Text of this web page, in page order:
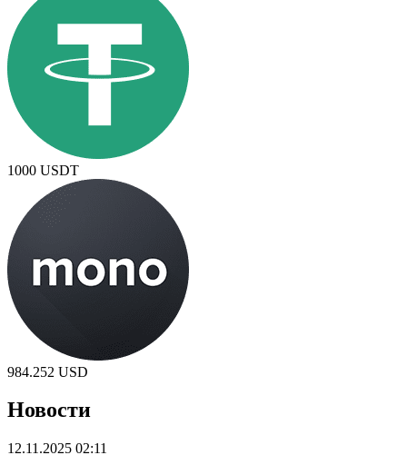
1000 USDT
984.252 USD
Новости
12.11.2025 02:11